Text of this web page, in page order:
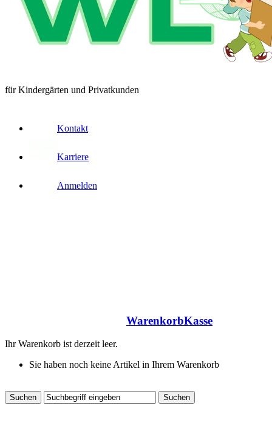
für Kindergärten und Privatkunden
Kontakt
Karriere
Anmelden
WarenkorbKasse
Ihr Warenkorb ist derzeit leer.
Sie haben noch keine Artikel in Ihrem Warenkorb